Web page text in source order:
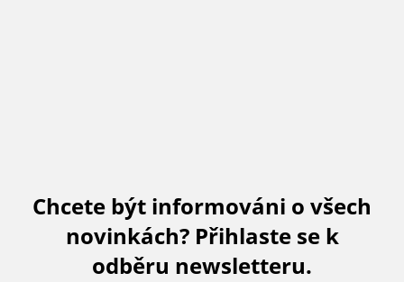
Chcete být informováni o všech
novinkách? Přihlaste se k
odběru newsletteru.